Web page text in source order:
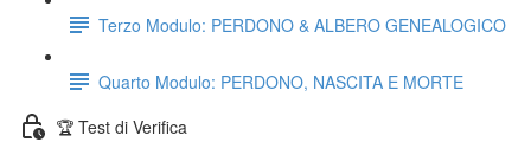
Terzo Modulo: PERDONO & ALBERO GENEALOGICO
Quarto Modulo: PERDONO, NASCITA E MORTE
🏆 Test di Verifica